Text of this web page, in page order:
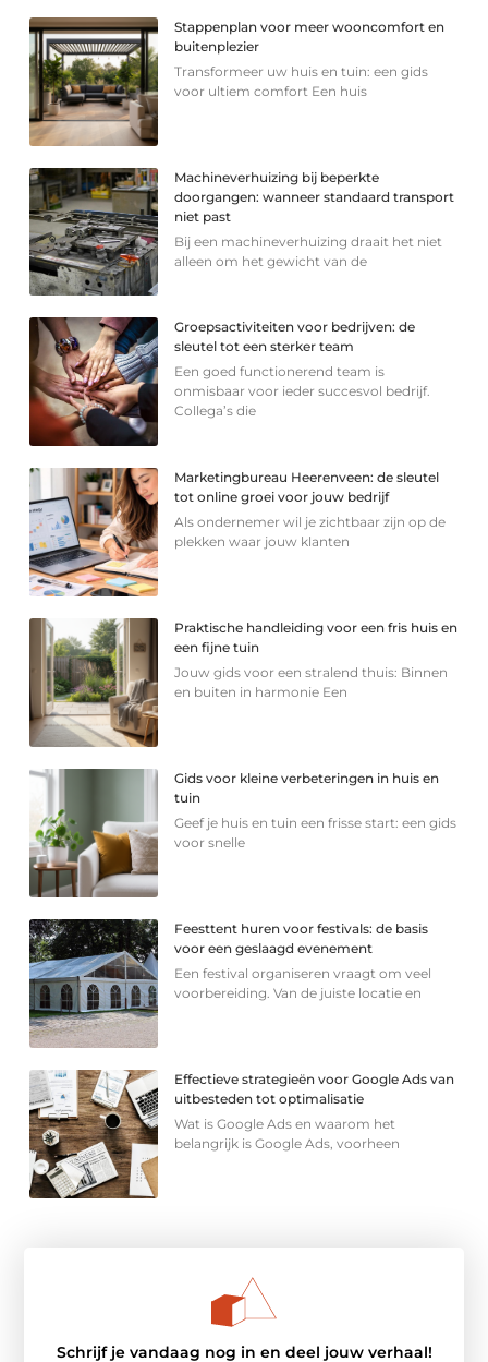
Stappenplan voor meer wooncomfort en
buitenplezier
Transformeer uw huis en tuin: een gids
voor ultiem comfort Een huis
Machineverhuizing bij beperkte
doorgangen: wanneer standaard transport
niet past
Bij een machineverhuizing draait het niet
alleen om het gewicht van de
Groepsactiviteiten voor bedrijven: de
sleutel tot een sterker team
Een goed functionerend team is
onmisbaar voor ieder succesvol bedrijf.
Collega’s die
Marketingbureau Heerenveen: de sleutel
tot online groei voor jouw bedrijf
Als ondernemer wil je zichtbaar zijn op de
plekken waar jouw klanten
Praktische handleiding voor een fris huis en
een fijne tuin
Jouw gids voor een stralend thuis: Binnen
en buiten in harmonie Een
Gids voor kleine verbeteringen in huis en
tuin
Geef je huis en tuin een frisse start: een gids
voor snelle
Feesttent huren voor festivals: de basis
voor een geslaagd evenement
Een festival organiseren vraagt om veel
voorbereiding. Van de juiste locatie en
Effectieve strategieën voor Google Ads van
uitbesteden tot optimalisatie
Wat is Google Ads en waarom het
belangrijk is Google Ads, voorheen
Schrijf je vandaag nog in en deel jouw verhaal!